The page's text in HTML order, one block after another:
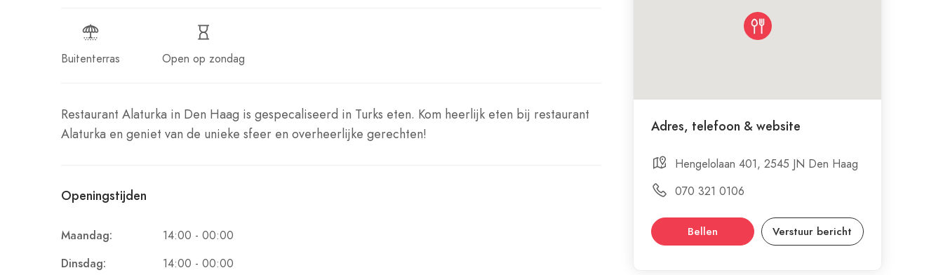
Buitenterras Open op zondag
Restaurant Alaturka in Den Haag is gespecaliseerd in Turks eten. Kom heerlijk eten bij restaurant
Alaturka en geniet van de unieke sfeer en overheerlijke gerechten!
Openingstijden
Maandag: 14:00 - 00:00
Dinsdag: 14:00 - 00:00
Adres, telefoon & website
Hengelolaan 401, 2545 JN Den Haag
070 321 0106
Bellen Verstuur bericht